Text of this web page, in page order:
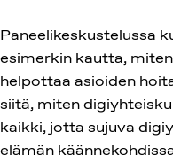
Paneelikeskustelussa
esimerkin kautta,
helpottaa asioiden
siitä, miten
kaikki, jotta sujuva
elämän